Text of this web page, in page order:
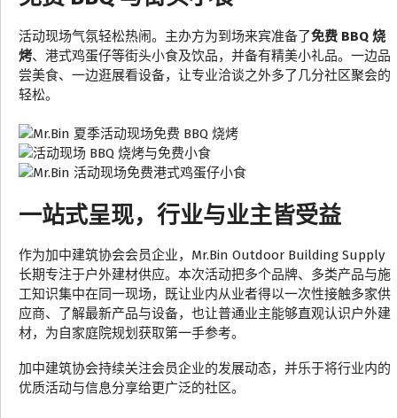
活动现场气氛轻松热闹。主办方为到场来宾准备了免费 BBQ 烧
烤、港式鸡蛋仔等街头小食及饮品，并备有精美小礼品。一边品
尝美食、一边逛展看设备，让专业洽谈之外多了几分社区聚会的
轻松。
一站式呈现，行业与业主皆受益
作为加中建筑协会会员企业，Mr.Bin Outdoor Building Supply
长期专注于户外建材供应。本次活动把多个品牌、多类产品与施
工知识集中在同一现场，既让业内从业者得以一次性接触多家供
应商、了解最新产品与设备，也让普通业主能够直观认识户外建
材，为自家庭院规划获取第一手参考。
加中建筑协会持续关注会员企业的发展动态，并乐于将行业内的
优质活动与信息分享给更广泛的社区。